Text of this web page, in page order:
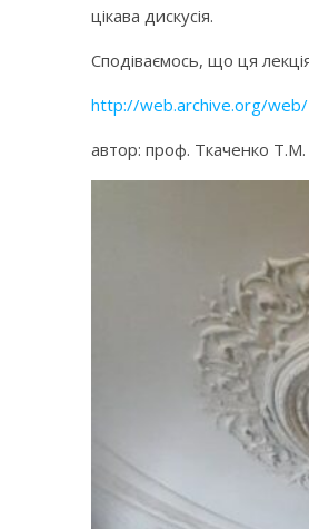
цікава дискусія.
Сподіваємось, що ця
http://web.archive.org/
автор: проф. Ткаченко Т.М.